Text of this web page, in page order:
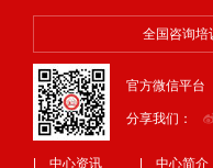
全国咨询
官方微信平
分享我们：
| 中心资讯 | 中心简介